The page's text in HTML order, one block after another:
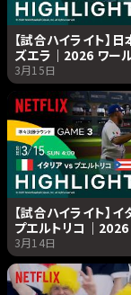
【試合ハイライト】
ズエラ｜2026 ワー
ボールクラシック |
Japan
3月15日
【試合ハイライト】
プエルトリコ｜
ベースボールクラシ
Netflix Japan
3月14日